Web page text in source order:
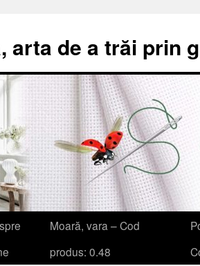
arta de a trăi prin
Moară, vara – Cod
produs: 0.48